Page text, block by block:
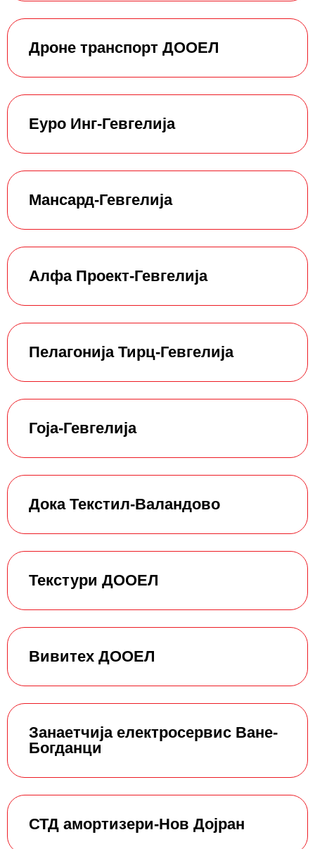
Дроне транспорт ДООЕЛ
Еуро Инг-Гевгелија
Мансард-Гевгелија
Алфа Проект-Гевгелија
Пелагонија Тирц-Гевгелија
Гоја-Гевгелија
Дока Текстил-Валандово
Текстури ДООЕЛ
Вивитех ДООЕЛ
Занаетчија електросервис Ване-
Богданци
СТД амортизери-Нов Дојран